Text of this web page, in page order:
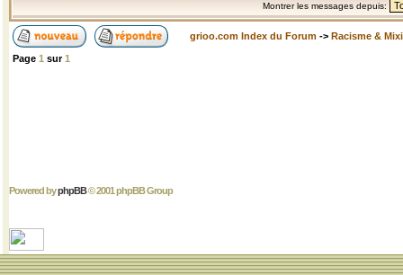
Montrer les messages depuis:
grioo.com Index du Forum -> Racisme &
Page 1 sur1
Powered byphpBB© 2001 phpBB Group